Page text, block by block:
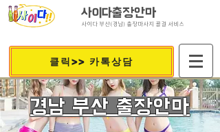
사이다출장안마
사이다 부산(경남) 출장마사지 콜걸 서비스
클릭>> 카톡상담
​경남 부산 출장안마